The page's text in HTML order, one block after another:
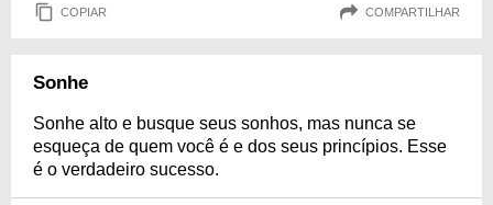
COPIAR COMPARTILHAR
Sonhe
Sonhe alto e busque seus sonhos, mas nunca se
esqueça de quem você é e dos seus princípios. Esse
é o verdadeiro sucesso.